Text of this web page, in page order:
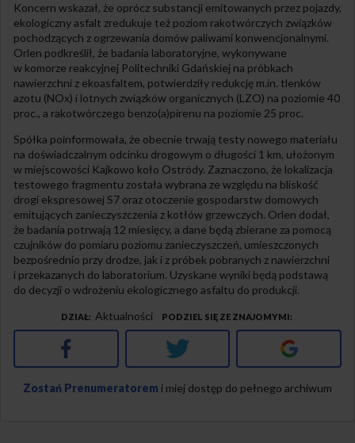
Koncern wskazał, że oprócz substancji emitowanych przez pojazdy,
ekologiczny asfalt zredukuje też poziom rakotwórczych związków
pochodzących z ogrzewania domów paliwami konwencjonalnymi.
Orlen podkreślił, że badania laboratoryjne, wykonywane
w komorze reakcyjnej Politechniki Gdańskiej na próbkach
nawierzchni z ekoasfaltem, potwierdziły redukcję m.in. tlenków
azotu (NOx) i lotnych związków organicznych (LZO) na poziomie 40
proc., a rakotwórczego benzo(a)pirenu na poziomie 25 proc.
Spółka poinformowała, że obecnie trwają testy nowego materiału
na doświadczalnym odcinku drogowym o długości 1 km, ułożonym
w miejscowości Kajkowo koło Ostródy. Zaznaczono, że lokalizacja
testowego fragmentu została wybrana ze względu na bliskość
drogi ekspresowej S7 oraz otoczenie gospodarstw domowych
emitujących zanieczyszczenia z kotłów grzewczych. Orlen dodał,
że badania potrwają 12 miesięcy, a dane będą zbierane za pomocą
czujników do pomiaru poziomu zanieczyszczeń, umieszczonych
bezpośrednio przy drodze, jak i z próbek pobranych z nawierzchni
i przekazanych do laboratorium. Uzyskane wyniki będą podstawą
do decyzji o wdrożeniu ekologicznego asfaltu do produkcji.
DZIAŁ Aktualności PODZIEL SIĘ ZE ZNAJOMYMI
Facebook Twitter Google+
Zostań Prenumeratorem i miej dostęp do pełnego archiwum